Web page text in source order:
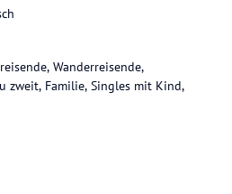
Wanderreisende,
zweit, Familie, Singles mit Kind,